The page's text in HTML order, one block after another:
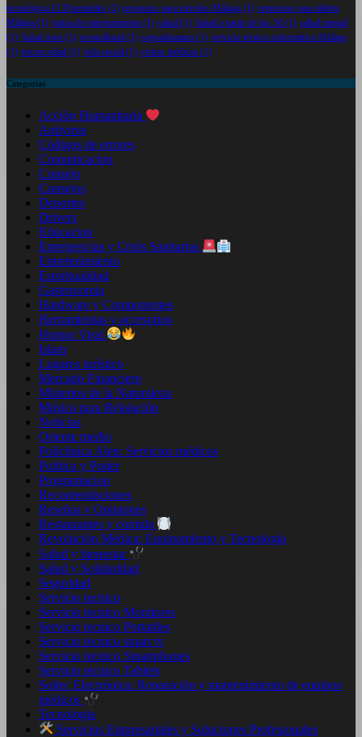
tecnológica LCDportatiles (2) repuestos para móviles Málaga (1) repuestos para tablets
Málaga (1) rutina de entrenamiento (1) salud (1) Salud a partir de los 50 (1) salud mental
(1) Salud ósea (1) secondhand (1) segundamano (1) servicio técnico informático Málaga
(1) tercera edad (1) vida social (1) visitas médicas (1)
Categorias
Acción Humanitaria
Antivirus
Códigos de errores
Comunicacion
Consejo
Consejos
Deportes
Drivers
Educacion
Emergencias y Crisis Sanitarias
Entretenimiento
Espiritualidad
Gastronomia
Hardware y Componentes
Herramientas y accesorios
Humor Viral
Islam
Lugares turístico
Mercado Financiero
Misterios de la Naturaleza
Música para Relajación
Noticias
Oriente medio
Policlinica Alen: Servicios médicos
Politica y Poder
Programacion
Recomendaciones
Reseñas y Opiniones
Restaurantes y comida
Revolución Médica: Equipamiento y Tecnología
Salud y bienestar
Salud y Solidaridad
Seguridad
Servicio tecnico
Servicio tecnico Monitores
Servicio tecnico Portatiles
Servicio tecnico smart tv
Servicio tecnico Smartphones
Servicio tecnico Tablets
Soltec Electrónica: Reparación y mantenimiento de equipos
médicos
Tecnologia
Servicios Empresariales y Soluciones Profesionales